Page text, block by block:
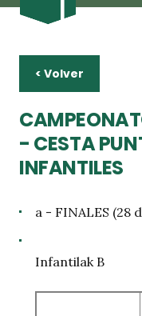
< Volver
- CESTA
INFANTILES
a - FINALES (28
Infantilak B